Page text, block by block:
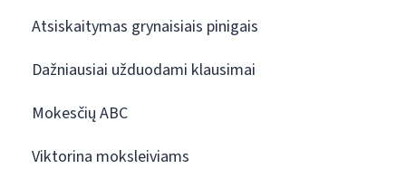
Atsiskaitymas grynaisiais pinigais
Dažniausiai užduodami klausimai
Mokesčių ABC
Viktorina moksleiviams